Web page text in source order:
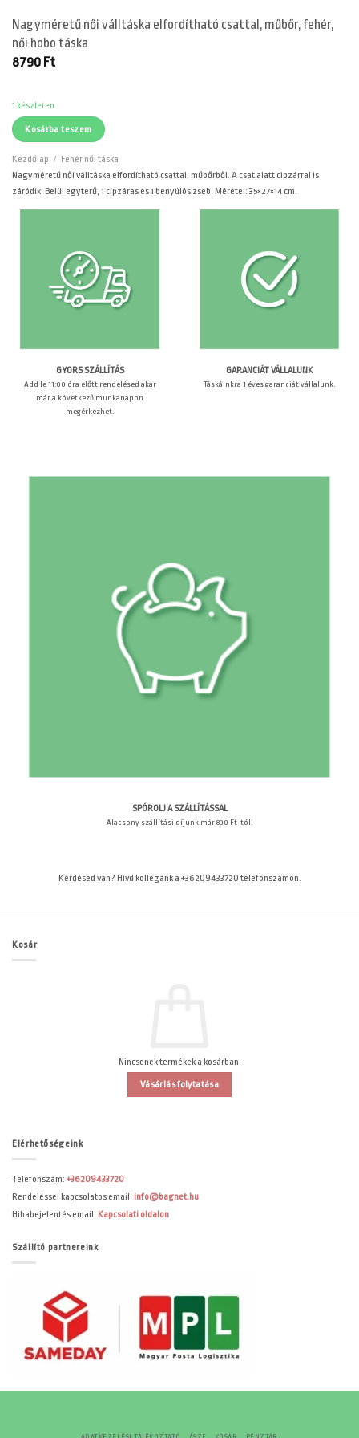
Nagyméretű női válltáska elfordítható csattal, műbőr, fehér,
női hobo táska
8790 Ft
1 készleten
Kosárba teszem
Kezdőlap / Fehér női táska
Nagyméretű női válltáska elfordítható csattal, műbőrből. A csat alatt cipzárral is
záródik. Belül egyterű, 1 cipzáras és 1 benyúlós zseb. Méretei: 35×27×14 cm.
GYORS SZÁLLÍTÁS
Add le 11:00 óra előtt rendelésed akár
már a következő munkanapon
megérkezhet.
GARANCIÁT VÁLLALUNK
Táskáinkra 1 éves garanciát vállalunk.
SPÓROLJ A SZÁLLÍTÁSSAL
Alacsony szállítási díjunk már 890 Ft-tól!
Kérdésed van? Hívd kollégánk a +36209433720 telefonszámon.
Kosár
Nincsenek termékek a kosárban.
Vásárlás folytatása
Elérhetőségeink
Telefonszám: +36209433720
Rendeléssel kapcsolatos email: info@bagnet.hu
Hibabejelentés email: Kapcsolati oldalon
Szállító partnereink